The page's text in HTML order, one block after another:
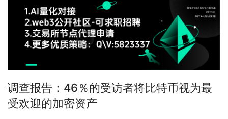
调查报告：46％的受访者将比特币视为最
受欢迎的加密资产